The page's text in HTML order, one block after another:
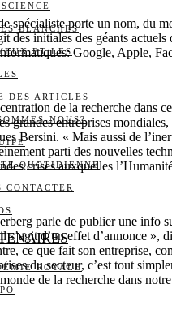
BLANCHES
ET LES
DES ARTICLES
NOUS?
QUOTIDIENNE
CONTACTER
ROYALE
spécialiste porte un nom, du
des initiales des géants actuels
Google, Apple,
de la re­cherche dans
grandes en­tre­prises
Bersini. « Mais aussi de
parti des nou­velles
crises aux­quelles
parle de pu­blier une info
s’agit d’un effet d’an­nonce »,
ce que fait son en­tre­prise,
du sec­teur, c’est tout
de la re­cherche dans